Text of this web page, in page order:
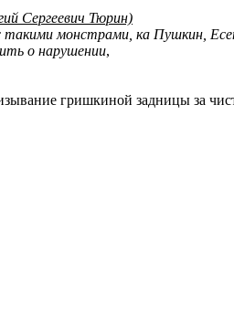
Сергеевич Тюрин)
монстрами, ка Пушкин,
о нарушении,
гришкиной задницы за